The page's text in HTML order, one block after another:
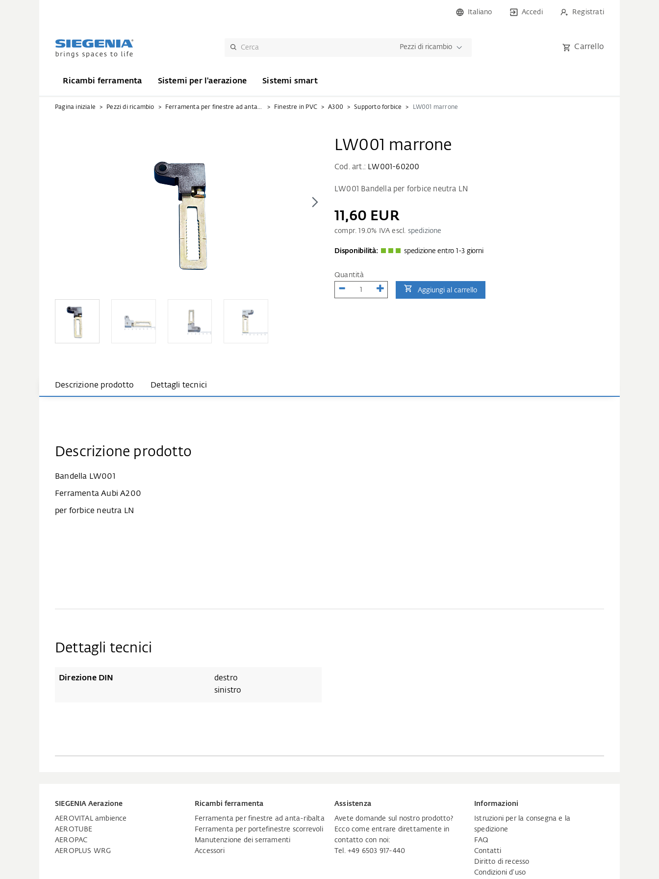
Italiano Accedi Registrati
Pezzi di ricambio Carrello
Ricambi ferramenta Sistemi per l'aerazione Sistemi smart
Pagina iniziale Pezzi di ricambio Ferramenta per finestre ad anta-ribalta Finestre in PVC A300 Supporto forbice LW001 marrone
LW001 marrone
Cod. art.: LW001-60200
LW001 Bandella per forbice neutra LN
11,60 EUR
compr. 19.0% IVA escl. spedizione
Disponibilità: spedizione entro 1-3 giorni
Quantità
Aggiungi al carrello
Descrizione prodotto Dettagli tecnici
Descrizione prodotto
Bandella LW001
Ferramenta Aubi A200
per forbice neutra LN
Dettagli tecnici
Direzione DIN
destro
sinistro
SIEGENIA Aerazione
AEROVITAL ambience
AEROTUBE
AEROPAC
AEROPLUS WRG
Ricambi ferramenta
Ferramenta per finestre ad anta-ribalta
Ferramenta per portefinestre scorrevoli
Manutenzione dei serramenti
Accessori
Assistenza
Avete domande sul nostro prodotto?
Ecco come entrare direttamente in
contatto con noi:
Tel. +49 6503 917-440
Informazioni
Istruzioni per la consegna e la
spedizione
FAQ
Contatti
Diritto di recesso
Condizioni d'uso